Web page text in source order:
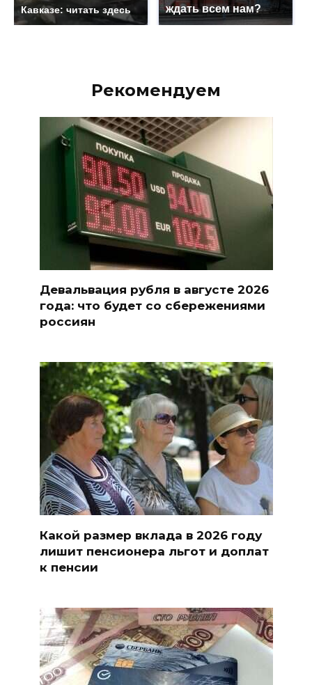
Кавказе: читать здесь
ждать всем нам?
Рекомендуем
Девальвация рубля в августе 2026
года: что будет со сбережениями
россиян
Какой размер вклада в 2026 году
лишит пенсионера льгот и доплат
к пенсии